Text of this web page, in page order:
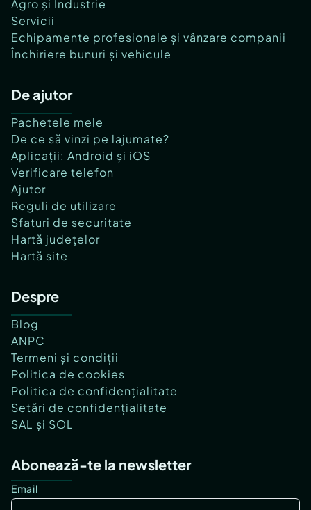
Agro și Industrie
Servicii
Echipamente profesionale și vânzare companii
Închiriere bunuri și vehicule
De ajutor
Pachetele mele
De ce să vinzi pe lajumate?
Aplicații: Android și iOS
Verificare telefon
Ajutor
Reguli de utilizare
Sfaturi de securitate
Hartă județelor
Hartă site
Despre
Blog
ANPC
Termeni și condiții
Politica de cookies
Politica de confidențialitate
Setări de confidențialitate
SAL și SOL
Abonează-te la newsletter
Email